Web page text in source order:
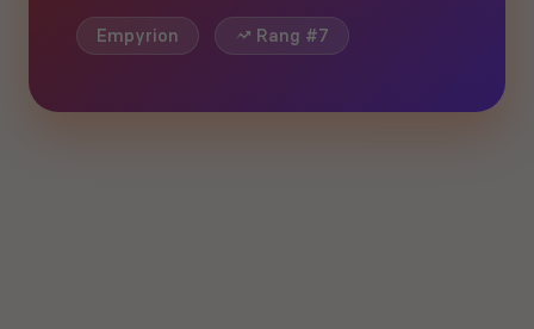
Empyrion Rang #7